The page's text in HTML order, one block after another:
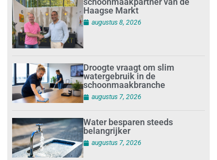
Haagse Markt
augustus 8, 2026
Droogte vraagt om slim
watergebruik in de
schoonmaakbranche
augustus 7, 2026
Water besparen steeds
belangrijker
augustus 7, 2026